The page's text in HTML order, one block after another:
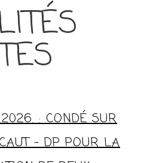
: CONDÉ SUR
– DP POUR LA